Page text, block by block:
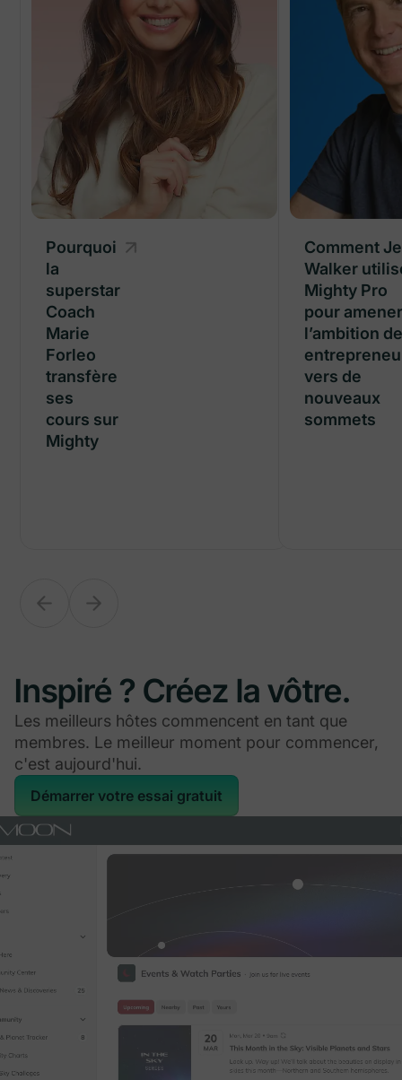
Pourquoi
la
superstar
Coach
Marie
Forleo
transfère
ses
cours sur
Mighty
Pourquoi
la
superstar
Coach
Marie
Forleo
transfère
ses
cours sur
Mighty
Comment
Walker
Mighty Pro
pour amener
l’ambition
vers de
nouveaux
sommets
Inspiré ? Créez la vôtre.
Les meilleurs hôtes commencent en tant que
membres. Le meilleur moment pour commencer,
c'est aujourd'hui.
Démarrer votre essai gratuit